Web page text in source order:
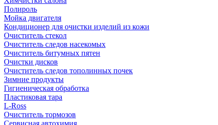
Полироль
Мойка двигателя
Кондиционер для очистки изделий из кожи
Очиститель стекол
Очиститель следов насекомых
Очиститель битумных пятен
Очистки дисков
Очиститель следов тополинных почек
Зимние продукты
Гигиеническая обработка
Пластиковая тара
L-Ross
Очиститель тормозов
Сервисная автохимия